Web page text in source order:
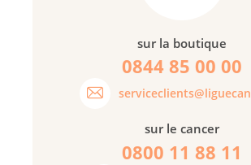
sur la boutique
0844 85 00 00
sur le cancer
0800 11 88 11